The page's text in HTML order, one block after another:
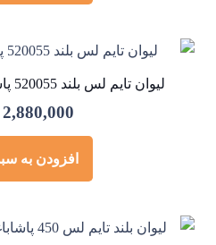
لیوان تایم لس بلند 520055 پاشاباغچه چهار عددی ایلا
2,880,000
افزودن به